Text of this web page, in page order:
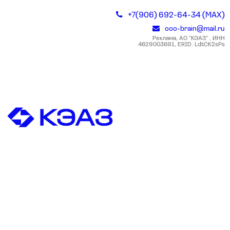
+7(906) 692-64-34 (MAX)
ooo-brain@mail.ru
Реклама, АО "КЭАЗ" , ИНН
4629003691, ERID: LdtCK2sPs